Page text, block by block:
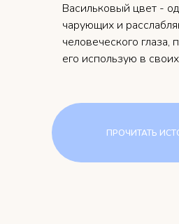
ПРОЧИТАТЬ
Васильковый цвет -
чарующих и
человеческого глаза,
его использую в